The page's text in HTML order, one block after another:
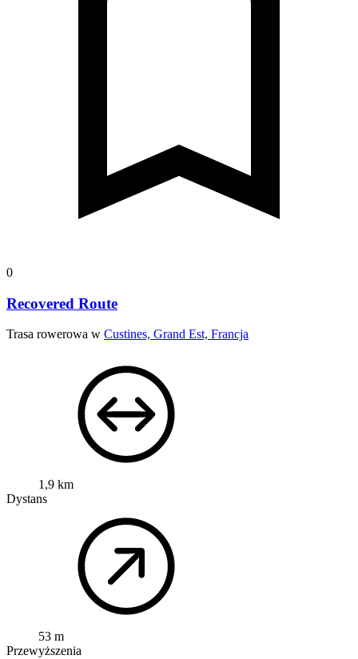
0
Recovered Route
Trasa rowerowa w Custines, Grand Est, Francja
1,9 km
Dystans
53 m
Przewyższenia